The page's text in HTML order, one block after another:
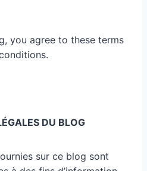
you agree to these terms
DU BLOG
sur ce blog sont